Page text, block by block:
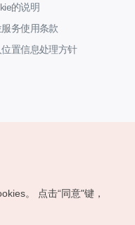
的说明
服务使用条款
置信息处理方针
。
点击“同意"键，